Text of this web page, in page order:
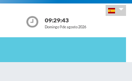
09:29:43
Domingo 9 de agosto 2026